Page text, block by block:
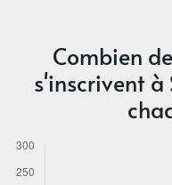
Combien
s'inscrivent